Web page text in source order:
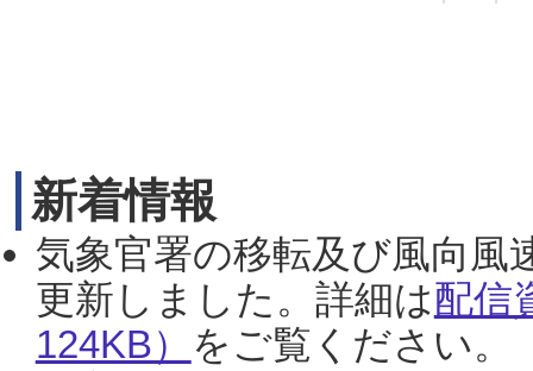
新着情報
気象官署の移転及び風向風
更新しました。詳細は配信
124KB） をご覧ください。